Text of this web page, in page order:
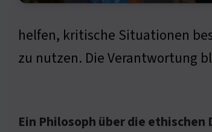
helfen, kritische Situationen
zu nutzen. Die Verantwortung
Ein Philosoph über die